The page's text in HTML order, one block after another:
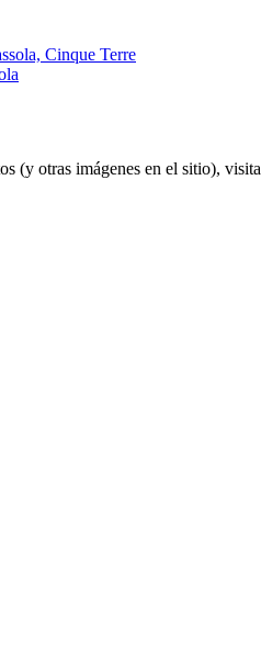
(y otras imágenes en el sitio), visita